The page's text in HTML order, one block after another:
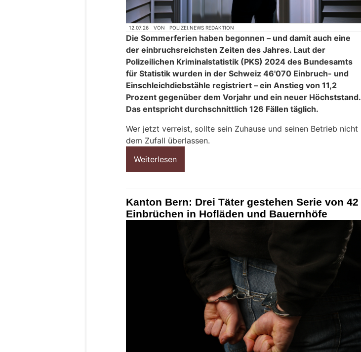
12.07.26 VON POLIZEI.NEWS REDAKTION
Die Sommerferien haben begonnen – und damit auch eine
der einbruchsreichsten Zeiten des Jahres. Laut der
Polizeilichen Kriminalstatistik (PKS) 2024 des Bundesamts
für Statistik wurden in der Schweiz 46'070 Einbruch- und
Einschleichdiebstähle registriert – ein Anstieg von 11,2
Prozent gegenüber dem Vorjahr und ein neuer Höchststand.
Das entspricht durchschnittlich 126 Fällen täglich.
Wer jetzt verreist, sollte sein Zuhause und seinen Betrieb nicht
dem Zufall überlassen.
Weiterlesen
Kanton Bern: Drei Täter gestehen Serie von 42
Einbrüchen in Hofläden und Bauernhöfe